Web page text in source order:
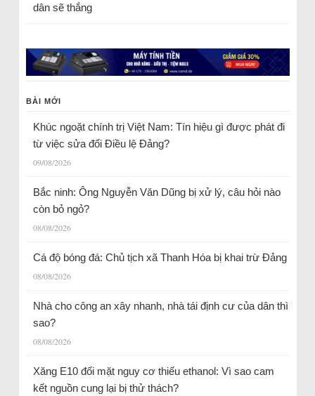
dân sẽ thắng
BÀI MỚI
Khúc ngoặt chính trị Việt Nam: Tín hiệu gì được phát đi
từ việc sửa đổi Điều lệ Đảng?
09/08/2026
Bắc ninh: Ông Nguyễn Văn Dũng bị xử lý, câu hỏi nào
còn bỏ ngỏ?
08/08/2026
Cá độ bóng đá: Chủ tịch xã Thanh Hóa bị khai trừ Đảng
08/08/2026
Nhà cho công an xây nhanh, nhà tái định cư của dân thì
sao?
08/08/2026
Xăng E10 đối mặt nguy cơ thiếu ethanol: Vì sao cam
kết nguồn cung lại bị thử thách?